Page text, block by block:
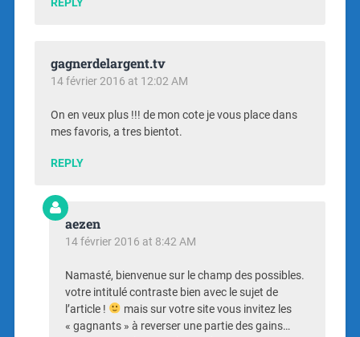
gagnerdelargent.tv
14 février 2016 at 12:02 AM
On en veux plus !!! de mon cote je vous place dans
mes favoris, a tres bientot.
REPLY
aezen
14 février 2016 at 8:42 AM
Namasté, bienvenue sur le champ des possibles.
votre intitulé contraste bien avec le sujet de
l’article !
mais sur votre site vous invitez les
« gagnants » à reverser une partie des gains…